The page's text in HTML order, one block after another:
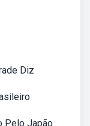
Diz
Pelo Japão